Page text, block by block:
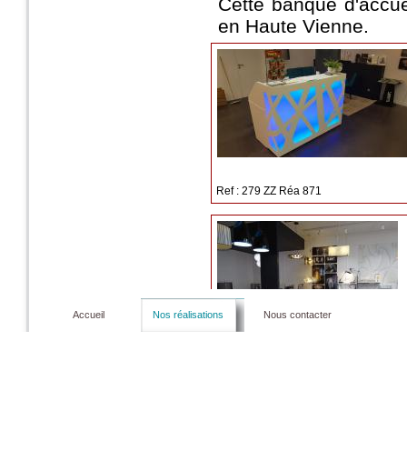
en Haute Vienne.
Ref : 279 ZZ Réa 871
Accueil Nos réalisations Nous contacter